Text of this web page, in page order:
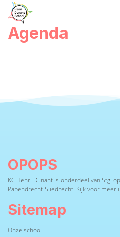
Agenda
OPOPS
KC Henri Dunant is onderdeel van Stg.
Papendrecht-Sliedrecht. Kijk voor meer
Sitemap
Onze school